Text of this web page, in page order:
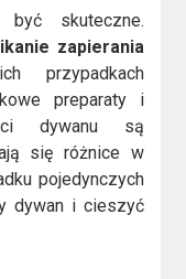
być skuteczne.
zapierania
przypadkach
preparaty i
dywanu są
się różnice w
pojedynczych
dywan i cieszyć